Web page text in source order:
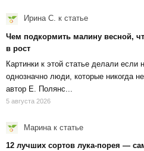
Ирина С. к статье
Чем подкормить малину весной,
в рост
Картинки к этой статье делали
однозначно люди, которые никогда
автор Е. Полянс...
5 августа 2026
Марина к статье
12 лучших сортов лука-порея —